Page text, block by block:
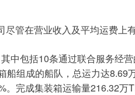
管在营业收入及平均运费上
中包括10条通过联合服务经营
船组成的船队，总运力达8.69
。完成集装箱运输量216.32万